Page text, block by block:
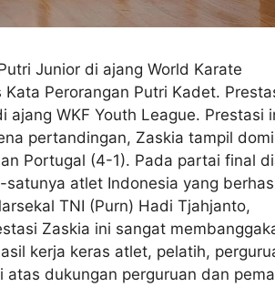
Junior di ajang World Karate
Perorangan Putri Kadet.
WKF Youth League. Prestasi
pertandingan, Zaskia tampil
Portugal (4-1). Pada partai final
atlet Indonesia yang
TNI (Purn) Hadi Tjahjanto,
Zaskia ini sangat
kerja keras atlet, pelatih,
dukungan perguruan dan